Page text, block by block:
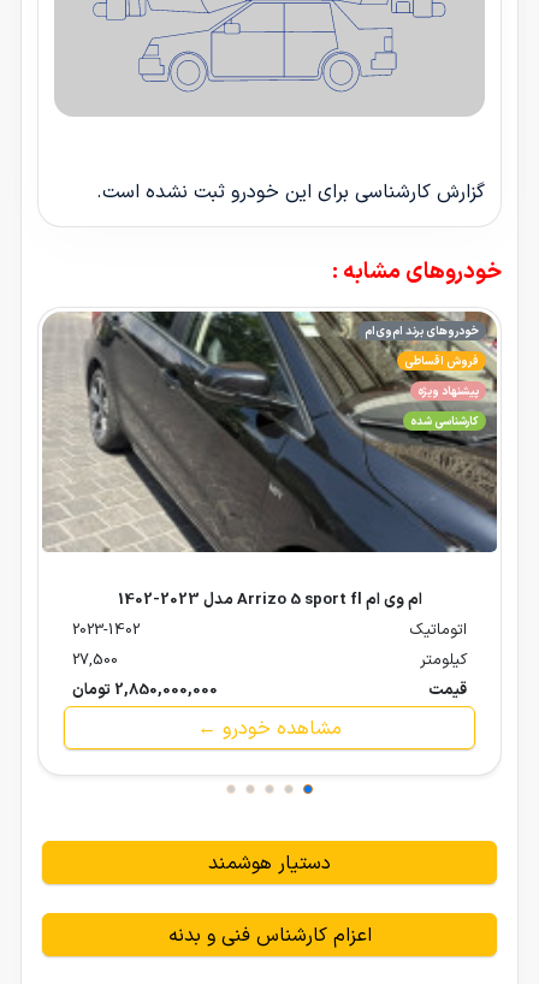
گزارش کارشناسی برای این خودرو ثبت نشده است.
خودروهای مشابه :
خودروهای برند ام‌وی‌ام
فروش اقساطی
پیشنهاد ویژه
کارشناسی شده
ام وی ام Arrizo 5 sport fl مدل 2023-1402
اتوماتیک
2023-1402
کیلومتر
27,500
قیمت
2,850,000,000 تومان
مشاهده خودرو ←
دستیار هوشمند
اعزام کارشناس فنی و بدنه